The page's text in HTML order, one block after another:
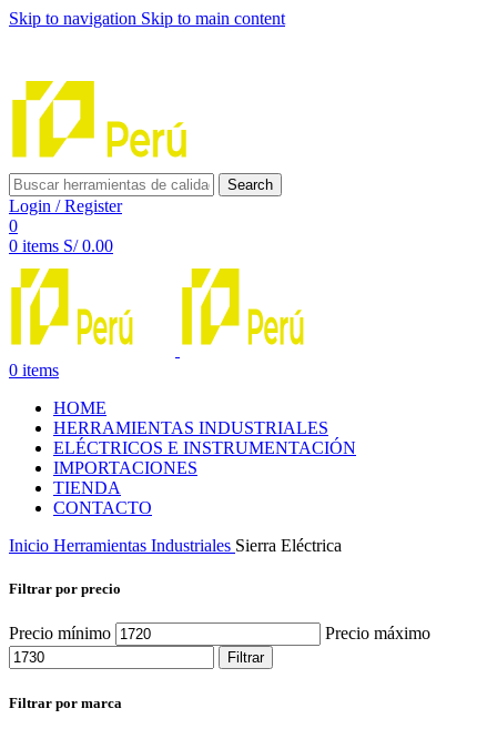
Skip to navigation Skip to main content
Search
Login / Register
0
0 items S/0.00
0 items
HOME
HERRAMIENTAS INDUSTRIALES
ELÉCTRICOS E INSTRUMENTACIÓN
IMPORTACIONES
TIENDA
CONTACTO
Inicio Herramientas Industriales Sierra Eléctrica
Filtrar por precio
Precio mínimo Precio máximo
Filtrar
Filtrar por marca